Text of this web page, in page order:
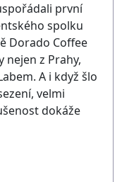
první
spolku
Dorado Coffee
nejen z Prahy,
A i když šlo
velmi
dokáže